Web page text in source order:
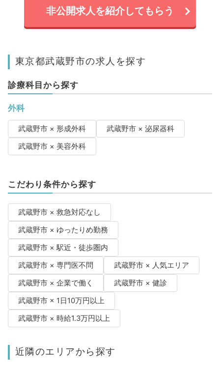
非公開求人を紹介してもらう
東京都武蔵野市の求人を探す
診療科目から探す
外科
武蔵野市 × 形成外科
武蔵野市 × 泌尿器科
武蔵野市 × 美容外科
こだわり条件から探す
武蔵野市 × 救急対応なし
武蔵野市 × ゆったりめ勤務
武蔵野市 × 駅近・徒歩圏内
武蔵野市 × 専門医不問
武蔵野市 × 人気エリア
武蔵野市 × 企業で働く
武蔵野市 × 健診
武蔵野市 × 1日10万円以上
武蔵野市 × 時給1.3万円以上
近隣のエリアから探す